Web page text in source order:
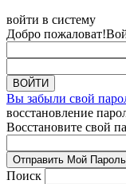
войти в систему
Добро пожаловат!
Вы забыли свой
восстановление
Восстановите свой
Поиск